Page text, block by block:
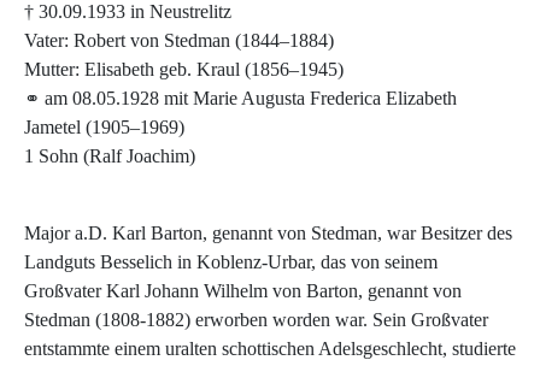
† 30.09.1933 in Neustrelitz
Vater: Robert von Stedman (1844–1884)
Mutter: Elisabeth geb. Kraul (1856–1945)
⚭ am 08.05.1928 mit Marie Augusta Frederica Elizabeth
Jametel (1905–1969)
1 Sohn (Ralf Joachim)
Major a.D. Karl Barton, genannt von Stedman, war Besitzer des
Landguts Besselich in Koblenz-Urbar, das von seinem
Großvater Karl Johann Wilhelm von Barton, genannt von
Stedman (1808-1882) erworben worden war. Sein Großvater
entstammte einem uralten schottischen Adelsgeschlecht, studierte